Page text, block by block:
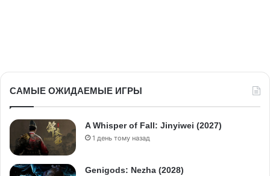
САМЫЕ ОЖИДАЕМЫЕ ИГРЫ
A Whisper of Fall: Jinyiwei (2027)
1 день тому назад
Genigods: Nezha (2028)